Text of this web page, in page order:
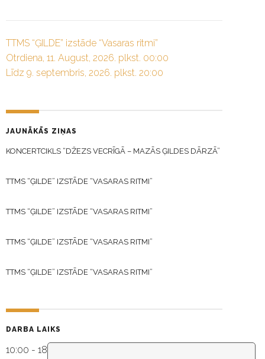
TTMS “ĢILDE” izstāde “Vasaras ritmi”
Otrdiena, 11. August, 2026. plkst. 00:00
Līdz 9. septembris, 2026. plkst. 20:00
JAUNĀKĀS ZIŅAS
KONCERTCIKLS “DŽEZS VECRĪGĀ – MAZĀS ĢILDES DĀRZĀ”
TTMS “ĢILDE” IZSTĀDE “VASARAS RITMI”
TTMS “ĢILDE” IZSTĀDE “VASARAS RITMI”
TTMS “ĢILDE” IZSTĀDE “VASARAS RITMI”
TTMS “ĢILDE” IZSTĀDE “VASARAS RITMI”
DARBA LAIKS
10:00 - 18:30